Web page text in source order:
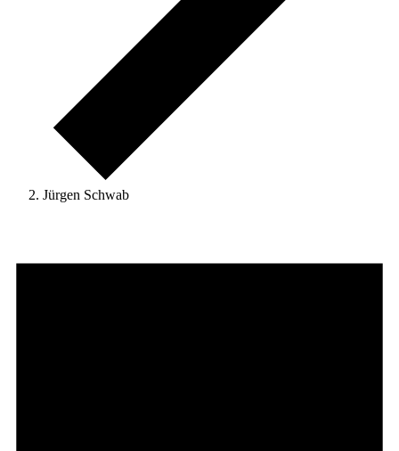
Jürgen Schwab